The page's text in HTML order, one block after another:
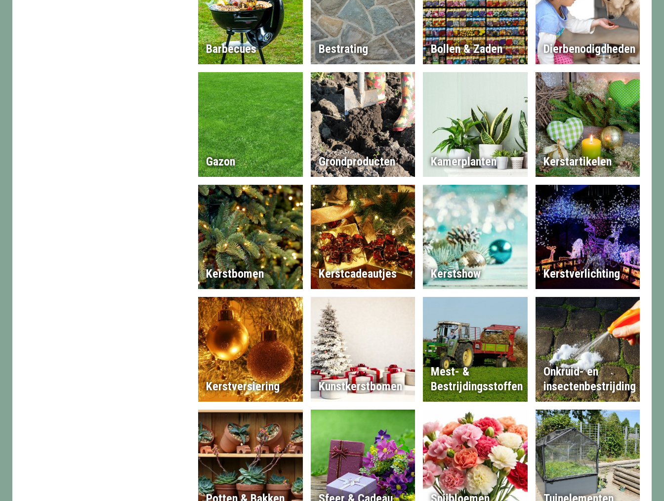
Barbecues Bestrating Bollen & Zaden Dierbenodigdheden
Gazon Grondproducten Kamerplanten Kerstartikelen
Kerstbomen Kerstcadeautjes Kerstshow Kerstverlichting
Kerstversiering Kunstkerstbomen
Mest- &
Bestrijdingsstoffen
Onkruid- en
insectenbestrijding